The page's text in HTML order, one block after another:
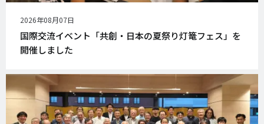
公
開
日
2026年08月07日
国際交流イベント「共創・日本の夏祭り灯篭フェス」を
開催しました